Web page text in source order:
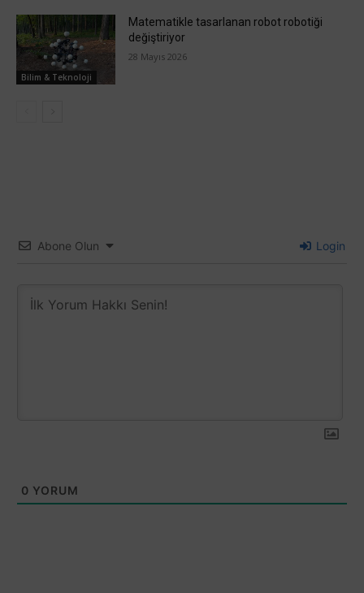
Bilim & Teknoloji
Matematikle tasarlanan robot robotiği
değiştiriyor
28 Mayıs 2026
Abone Olun Login
0 YORUM